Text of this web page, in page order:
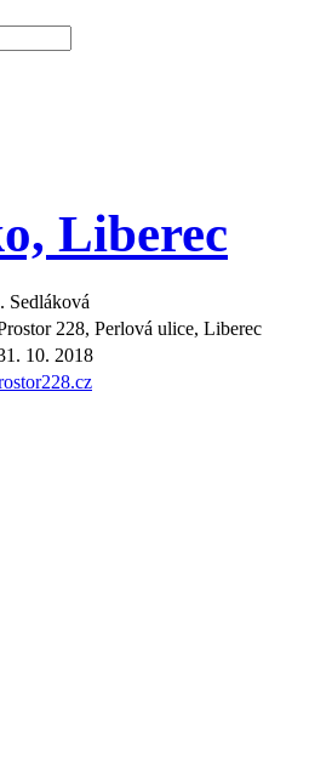
Liberec
Sedláková
228, Perlová ulice, Liberec
10. 2018